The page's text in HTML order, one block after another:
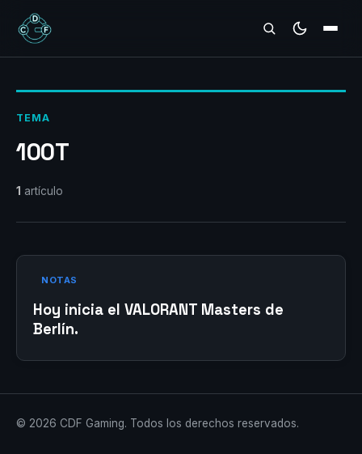
REVIEWS
TEMA
100T
1 artículo
NOTAS
Hoy inicia el VALORANT Masters de
Berlín.
© 2026 CDF Gaming. Todos los derechos reservados.